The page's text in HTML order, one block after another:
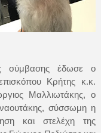
σύμβασης έδωσε ο
Κρήτης κ.κ.
Μαλλιωτάκης, ο
σύσσωμη η
και στελέχη της